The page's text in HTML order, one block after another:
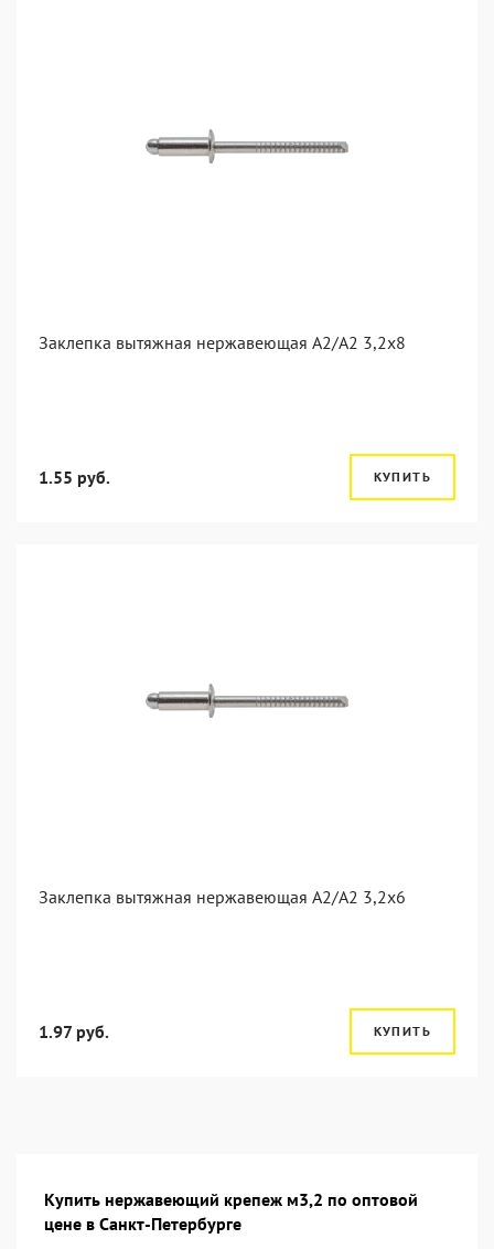
Заклепка вытяжная нержавеющая A2/A2 3,2x8
1.55 руб. КУПИТЬ
Заклепка вытяжная нержавеющая A2/A2 3,2x6
1.97 руб. КУПИТЬ
Купить нержавеющий крепеж м3,2 по оптовой
цене в Санкт-Петербурге